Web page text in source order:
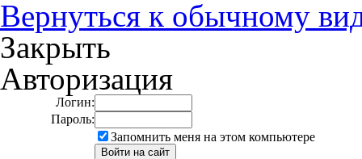
Вернуться к обычному
Закрыть
Авторизация
Логин:
Пароль:
Запомнить меня на этом компьютере